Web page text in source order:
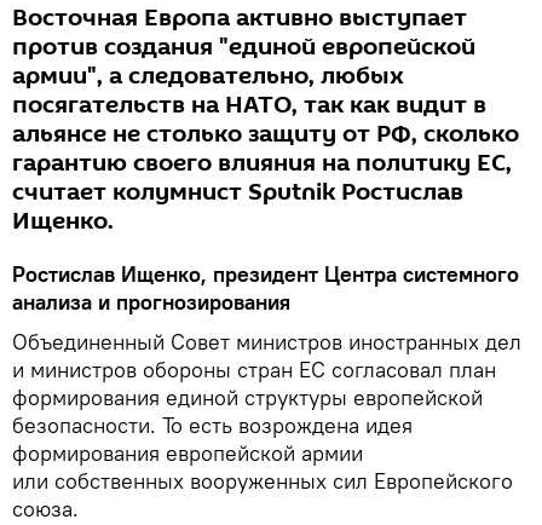
Восточная Европа активно выступает
против создания "единой европейской
армии", а следовательно, любых
посягательств на НАТО, так как видит в
альянсе не столько защиту от РФ, сколько
гарантию своего влияния на политику ЕС,
считает колумнист Sputnik Ростислав
Ищенко.
Ростислав Ищенко, президент Центра системного
анализа и прогнозирования
Объединенный Совет министров иностранных дел
и министров обороны стран ЕС согласовал план
формирования единой структуры европейской
безопасности. То есть возрождена идея
формирования европейской армии
или собственных вооруженных сил Европейского
союза.